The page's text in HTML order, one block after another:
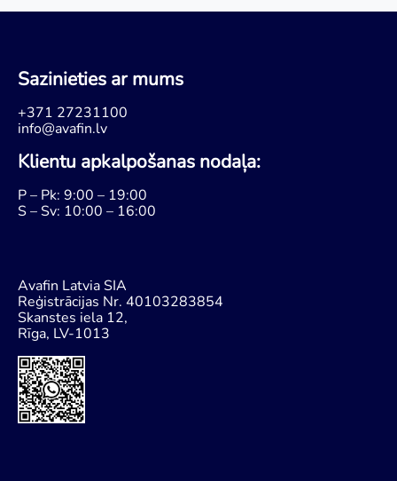
Sazinieties ar mums
+371 27231100
info@avafin.lv
Klientu apkalpošanas nodaļa:
P – Pk: 9:00 – 19:00
S – Sv: 10:00 – 16:00
Avafin Latvia SIA
Reģistrācijas Nr. 40103283854
Skanstes iela 12,
Rīga, LV-1013